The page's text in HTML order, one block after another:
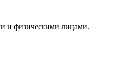
и физическими лицами.